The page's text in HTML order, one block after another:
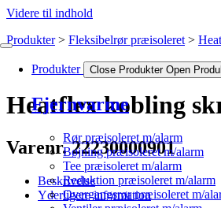
Videre til indhold
Produkter Close Produkter Open
Fjernvarme
Rør præisoleret m/alarm
Bøjning præisoleret m/alarm
Tee præisoleret m/alarm
Reduktion præisoleret m/alarm
Overgangsrør præisoleret m/
Produkter Fleksibelrør præisoleret
Heatflex kobling
Varenr. 22230000901
Beskrivelse
Yderligere information